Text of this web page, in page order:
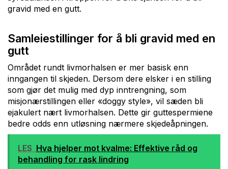
gravid med en gutt.
Samleiestillinger for å bli gravid med en
gutt
Området rundt livmorhalsen er mer basisk enn
inngangen til skjeden. Dersom dere elsker i en stilling
som gjør det mulig med dyp inntrengning, som
misjonærstillingen eller «doggy style», vil sæden bli
ejakulert nært livmorhalsen. Dette gir guttespermiene
bedre odds enn utløsning nærmere skjedeåpningen.
LES Hva hjelper mot kvalme: Effektive råd og
behandling for rask lindring